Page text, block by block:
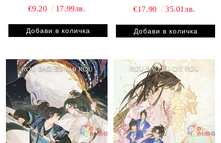
€9.20
17.99лв.
€17.90
35.01лв.